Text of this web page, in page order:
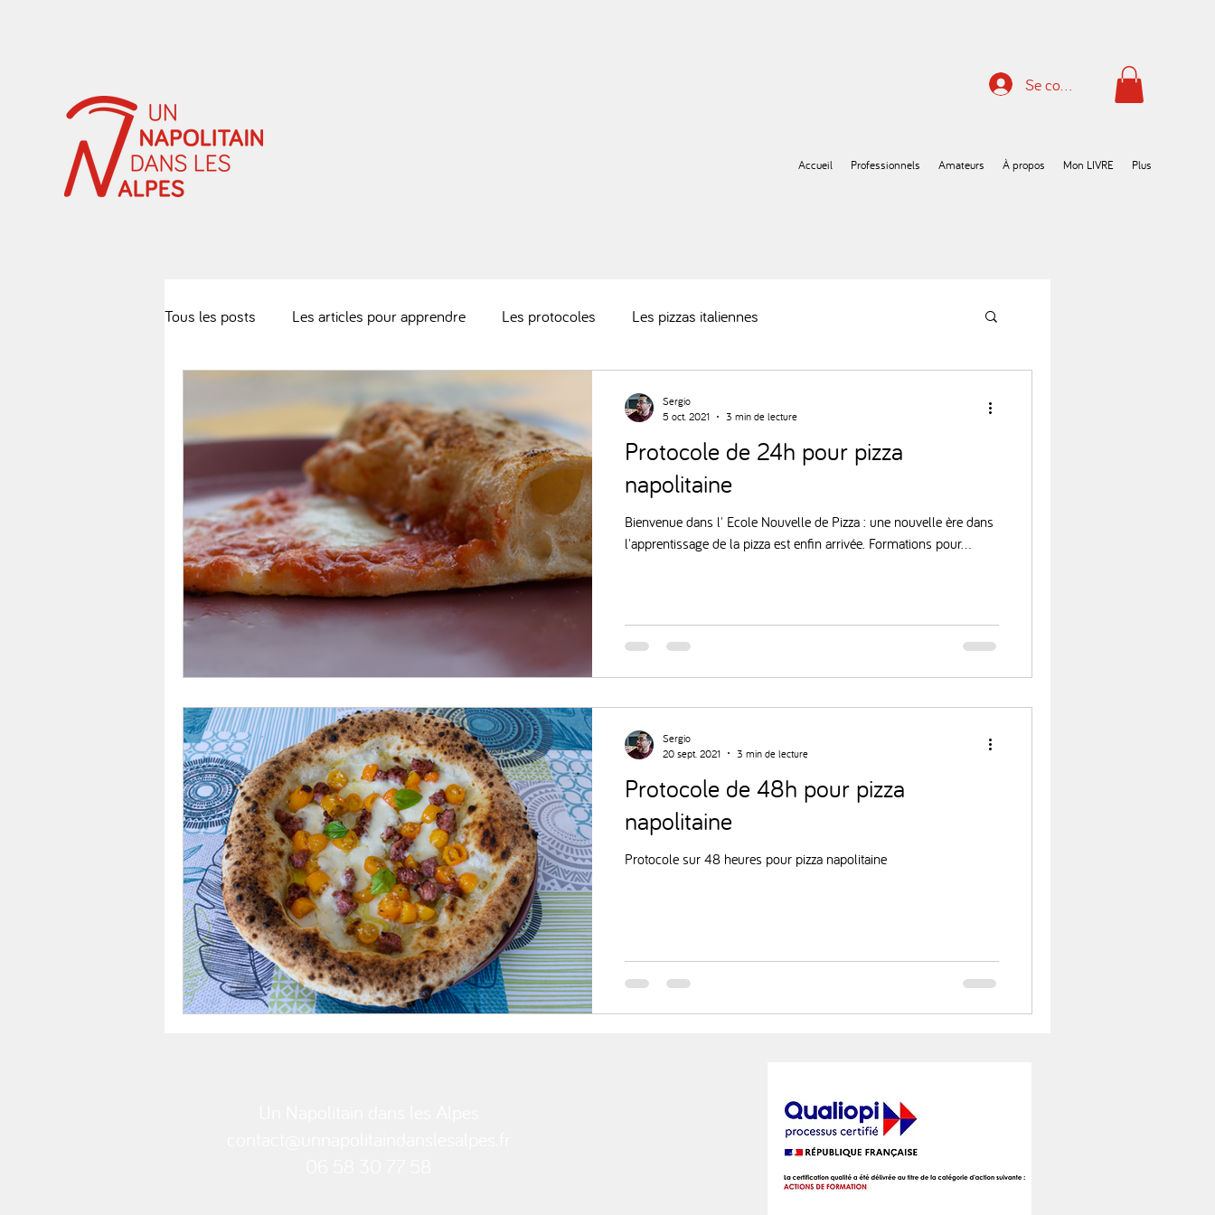
Se connecter
Accueil Professionnels Amateurs À propos Mon LIVRE Plus
Tous les posts Les articles pour apprendre Les protocoles Les pizzas italiennes
Protocole de 24h pour pizza
napolitaine
Bienvenue dans l' Ecole Nouvelle de Pizza : une nouvelle ère dans
l'apprentissage de la pizza est enfin arrivée. Formations pour...
Sergio
5 oct. 2021
3 min de lecture
Protocole de 48h pour pizza
napolitaine
Protocole sur 48 heures pour pizza napolitaine
Sergio
20 sept. 2021
3 min de lecture